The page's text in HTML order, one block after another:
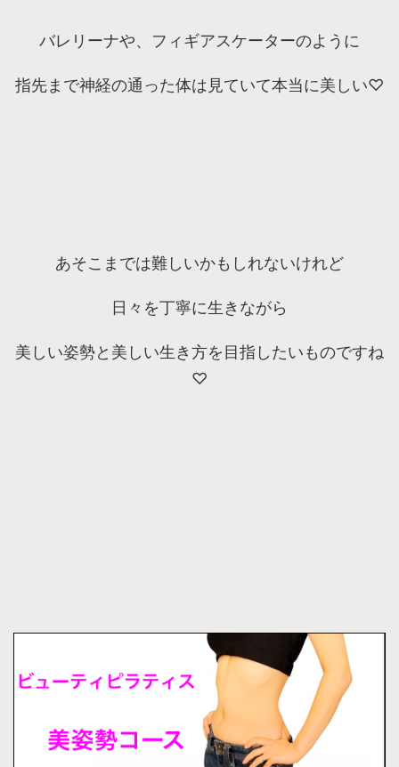
バレリーナや、フィギアスケーターのように
指先まで神経の通った体は見ていて本当に美しい♡
あそこまでは難しいかもしれないけれど
日々を丁寧に生きながら
美しい姿勢と美しい生き方を目指したいものですね
♡